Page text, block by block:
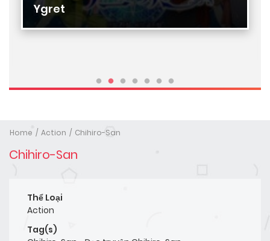
Ygret
Home Action Chihiro-San
Chihiro-San
Thể Loại
Action
Tag(s)